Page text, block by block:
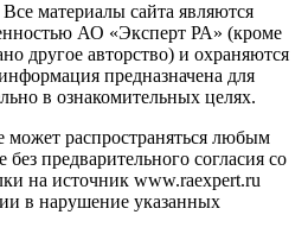
материалы сайта являются
АО «Эксперт РА» (кроме
другое авторство) и охраняются
предназначена для
в ознакомительных целях.
распространяться любым
предварительного согласия со
на источник www.raexpert.ru
в нарушение указанных